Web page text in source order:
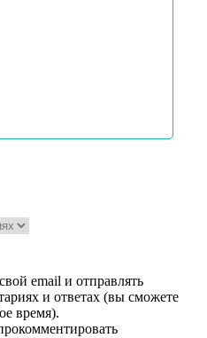
email и отправлять
и ответах (вы cможете
время).